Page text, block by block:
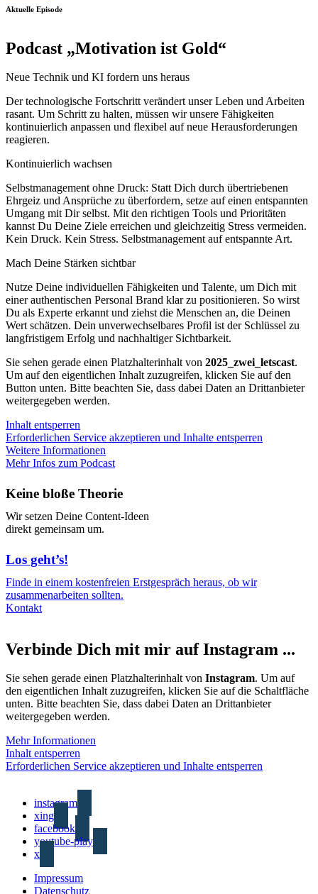
Aktuelle Episode
Podcast „Motivation ist Gold“
Neue Technik und KI fordern uns heraus
Der technologische Fortschritt verändert unser Leben und Arbeiten
rasant. Um Schritt zu halten, müssen wir unsere Fähigkeiten
kontinuierlich anpassen und flexibel auf neue Herausforderungen
reagieren.
Kontinuierlich wachsen
Selbstmanagement ohne Druck: Statt Dich durch übertriebenen
Ehrgeiz und Ansprüche zu überfordern, setze auf einen entspannten
Umgang mit Dir selbst. Mit den richtigen Tools und Prioritäten
kannst Du Deine Ziele erreichen und gleichzeitig Stress vermeiden.
Kein Druck. Kein Stress. Selbstmanagement auf entspannte Art.
Mach Deine Stärken sichtbar
Nutze Deine individuellen Fähigkeiten und Talente, um Dich mit
einer authentischen Personal Brand klar zu positionieren. So wirst
Du als Experte erkannt und ziehst die Menschen an, die Deinen
Wert schätzen. Dein unverwechselbares Profil ist der Schlüssel zu
langfristigem Erfolg und nachhaltiger Sichtbarkeit.
Sie sehen gerade einen Platzhalterinhalt von 2025_zwei_letscast.
Um auf den eigentlichen Inhalt zuzugreifen, klicken Sie auf den
Button unten. Bitte beachten Sie, dass dabei Daten an Drittanbieter
weitergegeben werden.
Inhalt entsperren
Erforderlichen Service akzeptieren und Inhalte entsperren
Weitere Informationen
Mehr Infos zum Podcast
Keine bloße Theorie
Wir setzen Deine Content-Ideen
direkt gemeinsam um.
Los geht’s!
Finde in einem kostenfreien Erstgespräch heraus, ob wir
zusammenarbeiten sollten.
Kontakt
Verbinde Dich mit mir auf Instagram ...
Sie sehen gerade einen Platzhalterinhalt von Instagram. Um auf
den eigentlichen Inhalt zuzugreifen, klicken Sie auf die Schaltfläche
unten. Bitte beachten Sie, dass dabei Daten an Drittanbieter
weitergegeben werden.
Mehr Informationen
Inhalt entsperren
Erforderlichen Service akzeptieren und Inhalte entsperren
instagram
xing
facebook
youtube-play
x
Impressum
Datenschutz